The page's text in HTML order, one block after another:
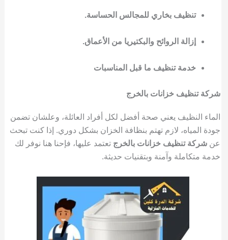
تنظيف بخاري للمجالس الحساسة.
إزالة الروائح والبكتيريا من الأعماق.
خدمة تنظيف ما قبل المناسبات
شركة تنظيف خزانات بالخرج
الماء النظيف يعني صحة أفضل لكل أفراد العائلة، وعلشان تضمن
جودة المياه، لازم تهتم بنظافة الخزان بشكل دوري. إذا كنت تبحث
عن شركة تنظيف خزانات بالخرج تعتمد عليها، فإحنا هنا نوفر لك
خدمة متكاملة وآمنة وبتقنيات حديثة.